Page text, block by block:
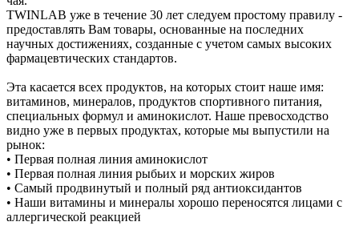
TWINLAB уже в течение 30 лет следуем простому правилу -
предоставлять Вам товары, основанные на последних
научных достижениях, созданные с учетом самых высоких
фармацевтических стандартов.
Эта касается всех продуктов, на которых стоит наше имя:
витаминов, минералов, продуктов спортивного питания,
специальных формул и аминокислот. Наше превосходство
видно уже в первых продуктах, которые мы выпустили на
рынок:
• Первая полная линия аминокислот
• Первая полная линия рыбьих и морских жиров
• Самый продвинутый и полный ряд антиоксидантов
• Наши витамины и минералы хорошо переносятся лицами с
аллергической реакцией